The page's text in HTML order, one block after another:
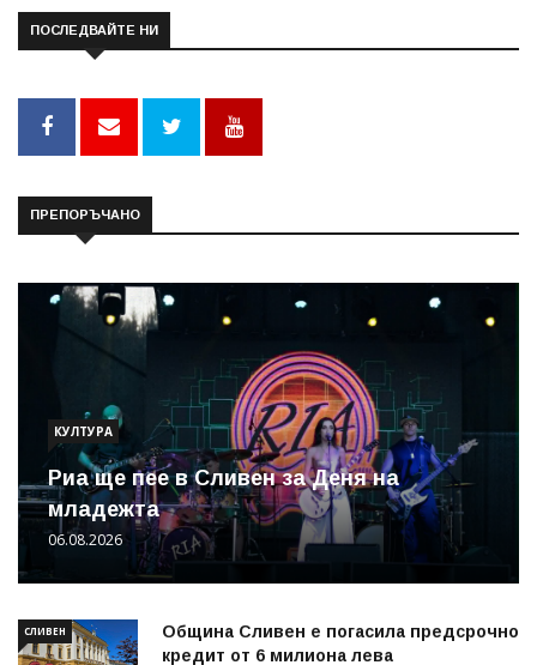
ПОСЛЕДВАЙТЕ НИ
ПРЕПОРЪЧАНО
КУЛТУРА
Риа ще пее в Сливен за Деня на
младежта
06.08.2026
СЛИВЕН
Община Сливен е погасила предсрочно
кредит от 6 милиона лева